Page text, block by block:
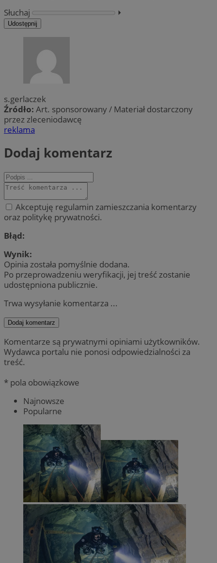
Słuchaj
⏵︎
Udostępnij
s.gerlaczek
Źródło: Art. sponsorowany / Materiał dostarczony
przez zleceniodawcę
reklama
Dodaj komentarz
Akceptuję regulamin zamieszczania komentarzy
oraz politykę prywatności.
Błąd:
Wynik:
Opinia została pomyślnie dodana.
Po przeprowadzeniu weryfikacji, jej treść zostanie
udostępniona publicznie.
Trwa wysyłanie komentarza ...
Dodaj komentarz
Komentarze są prywatnymi opiniami użytkowników.
Wydawca portalu nie ponosi odpowiedzialności za
treść.
* pola obowiązkowe
Najnowsze
Popularne